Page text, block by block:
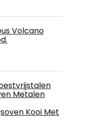
Volcano
Metalen
Kooi Met